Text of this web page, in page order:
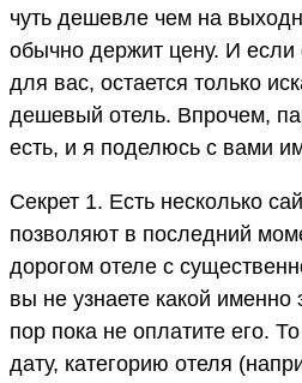
чуть дешевле чем на
обычно держит цену. И
для вас, остается только
дешевый отель. Впрочем,
есть, и я поделюсь с вами
Секрет 1. Есть несколько
позволяют в последний
дорогом отеле с
вы не узнаете какой именно
пор пока не оплатите его.
дату, категорию отеля